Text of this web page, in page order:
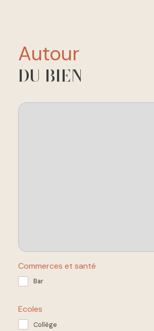
autour
DU BIEN
Commerces et santé
Bar
Ecoles
Collège